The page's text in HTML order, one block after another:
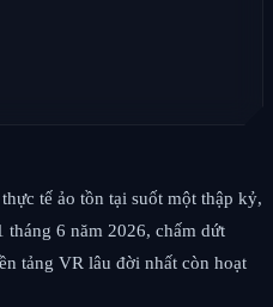
tế ảo tồn tại suốt một thập kỷ,
tháng 6 năm 2026, chấm dứt
tảng VR lâu đời nhất còn hoạt